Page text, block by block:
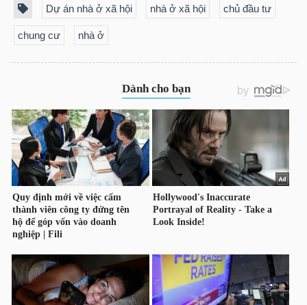
Dự án nhà ở xã hội nhà ở xã hội chủ đầu tư
chung cư nhà ở
LIỆU
(-)
SECTOR
NĂNG
LƯỢNG